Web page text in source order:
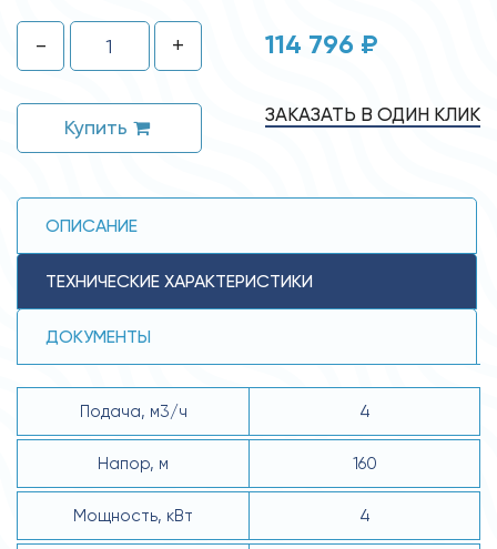
- +
Купить
114 796 ₽
ЗАКАЗАТЬ В ОДИН КЛИК
ОПИСАНИЕ
ТЕХНИЧЕСКИЕ ХАРАКТЕРИСТИКИ
ДОКУМЕНТЫ
Подача, м3/ч 4
Напор, м 160
Мощность, кВт 4